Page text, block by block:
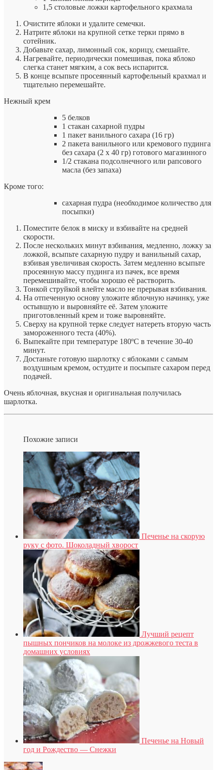
1,5 столовые ложки картофельного крахмала
Очистите яблоки и удалите семечки.
Натрите яблоки на крупной сетке терки прямо в
сотейник.
Добавьте сахар, лимонный сок, корицу, смешайте.
Нагревайте, периодически помешивая, пока яблоко
слегка станет мягким, а сок весь испарится.
В конце всыпьте просеянный картофельный крахмал и
тщательно перемешайте.
Нежный крем
5 белков
1 стакан сахарной пудры
1 пакет ванильного сахара (16 гр)
2 пакета ванильного или кремового пудинга
без сахара (2 x 40 гр) готового магазинного
1/2 стакана подсолнечного или рапсового
масла (без запаха)
Кроме того:
сахарная пудра (необходимое количество для
посыпки)
Поместите белок в миску и взбивайте на средней
скорости.
После нескольких минут взбивания, медленно, ложку за
ложкой, всыпьте сахарную пудру и ванильный сахар,
взбивая увеличивая скорость. Затем медленно всыпьте
просеянную массу пудинга из пачек, все время
перемешивайте, чтобы хорошо её растворить.
Тонкой струйкой влейте масло не прерывая взбивания.
На отпеченную основу уложите яблочную начинку, уже
остывшую и выровняйте её. Затем уложите
приготовленный крем и тоже выровняйте.
Сверху на крупной терке следует натереть вторую часть
замороженного теста (40%).
Выпекайте при температуре 180ºC в течение 30-40
минут.
Достаньте готовую шарлотку с яблоками с самым
воздушным кремом, остудите и посыпьте сахаром перед
подачей.
Очень яблочная, вкусная и оригинальная получилась
шарлотка.
Похожие записи
Печенье на скорую
руку с фото. Шоколадный хворост
Лучший рецепт
пышных пончиков на молоке из дрожжевого теста в
домашних условиях
Печенье на Новый
год и Рождество — Снежки